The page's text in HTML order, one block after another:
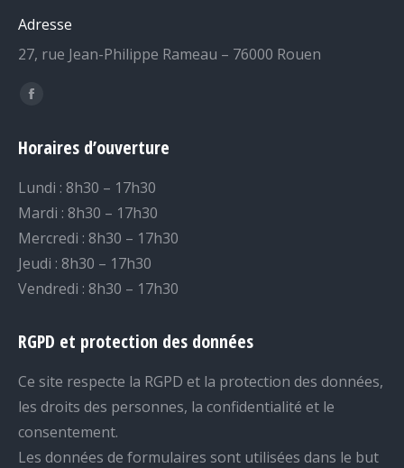
Adresse
27, rue Jean-Philippe Rameau – 76000 Rouen
Trouvez nous sur :
Facebook
opens
new
window
Horaires d’ouverture
Lundi : 8h30 – 17h30
Mardi : 8h30 – 17h30
Mercredi : 8h30 – 17h30
Jeudi : 8h30 – 17h30
Vendredi : 8h30 – 17h30
RGPD et protection des données
Ce site respecte la RGPD et la protection des données,
les droits des personnes, la confidentialité et le
consentement.
Les données de formulaires sont utilisées dans le but